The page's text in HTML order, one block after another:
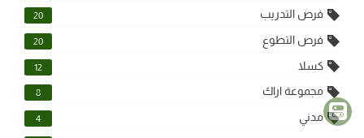
فرص التدريب 20
فرص التطوع 20
كسلا 12
مجموعة اراك 8
مدني 4